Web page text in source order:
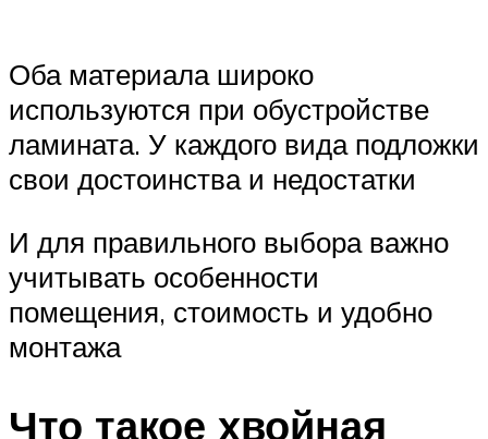
Оба материала широко
используются при обустройстве
ламината. У каждого вида подложки
свои достоинства и недостатки
И для правильного выбора важно
учитывать особенности
помещения, стоимость и удобно
монтажа
Что такое хвойная